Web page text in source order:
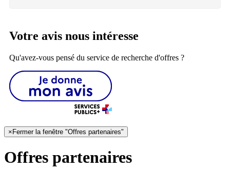
Votre avis nous intéresse
Qu'avez-vous pensé du service de recherche d'offres ?
× Fermer la fenêtre "Offres partenaires"
Offres partenaires